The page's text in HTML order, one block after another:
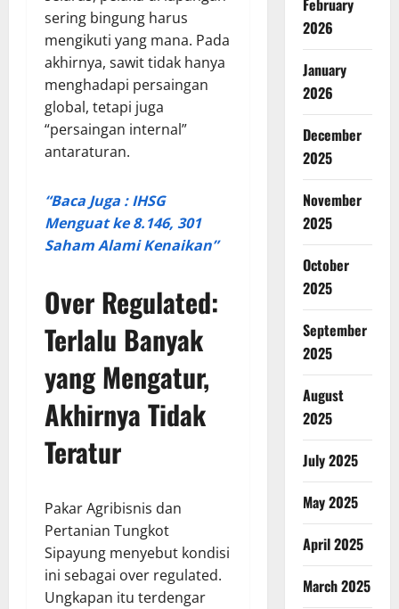
sering bingung harus
mengikuti yang mana. Pada
akhirnya, sawit tidak hanya
menghadapi persaingan
global, tetapi juga
“persaingan internal”
antaraturan.
“Baca Juga : IHSG
Menguat ke 8.146, 301
Saham Alami Kenaikan”
Over Regulated:
Terlalu Banyak
yang Mengatur,
Akhirnya Tidak
Teratur
Pakar Agribisnis dan
Pertanian Tungkot
Sipayung menyebut kondisi
ini sebagai over regulated.
Ungkapan itu terdengar
February
2026
January
2026
December
2025
November
2025
October
2025
September
2025
August
2025
July 2025
May 2025
April 2025
March 2025